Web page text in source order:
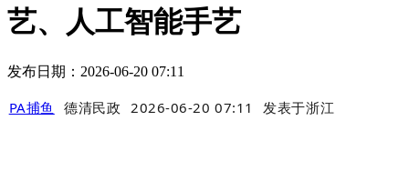
艺、人工智能手艺
发布日期：2026-06-20 07:11
PA捕鱼 德清民政 2026-06-20 07:11 发表于浙江